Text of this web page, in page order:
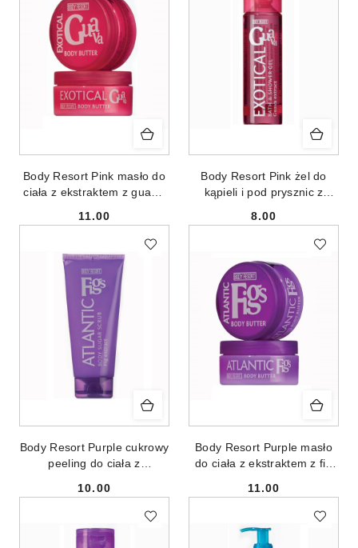
Body Resort Pink masło do
ciała z ekstraktem z guawy
Cena:
11.00
Body Resort Pink żel do
kąpieli i pod prysznic z
Cena:
8.00
Body Resort Purple cukrowy
peeling do ciała z
Cena:
10.00
Body Resort Purple masło
do ciała z ekstraktem z fig
Cena:
11.00